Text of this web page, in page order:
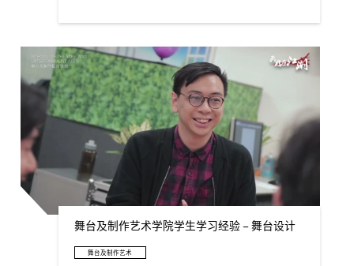
舞台及制作艺术学院学生学习经验 – 舞台设计
舞台及制作艺术